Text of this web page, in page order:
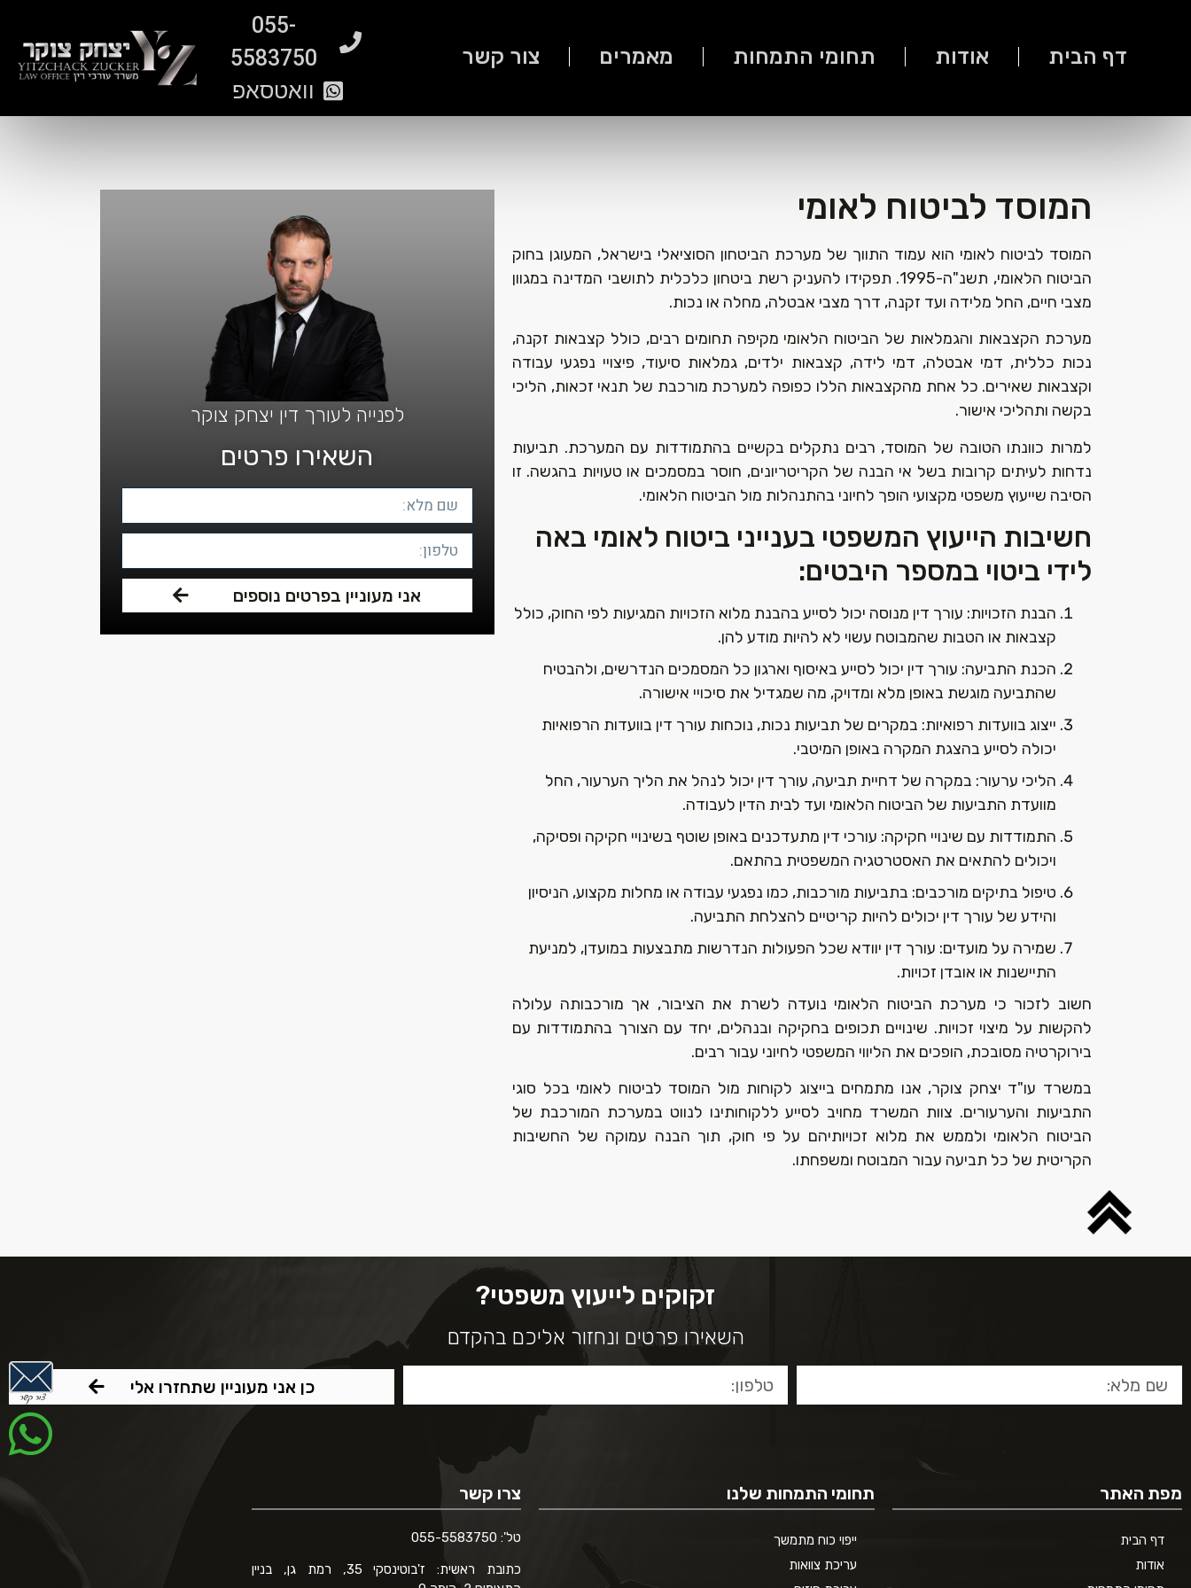
דף הבית אודות תחומי התמחות מאמרים צור קשר
055-
5583750
וואטסאפ
המוסד לביטוח לאומי
המוסד לביטוח לאומי הוא עמוד התווך של מערכת הביטחון הסוציאלי בישראל, המעוגן בחוק
הביטוח הלאומי, תשנ"ה-1995. תפקידו להעניק רשת ביטחון כלכלית לתושבי המדינה במגוון
מצבי חיים, החל מלידה ועד זקנה, דרך מצבי אבטלה, מחלה או נכות.
מערכת הקצבאות והגמלאות של הביטוח הלאומי מקיפה תחומים רבים, כולל קצבאות זקנה,
נכות כללית, דמי אבטלה, דמי לידה, קצבאות ילדים, גמלאות סיעוד, פיצויי נפגעי עבודה
וקצבאות שאירים. כל אחת מהקצבאות הללו כפופה למערכת מורכבת של תנאי זכאות, הליכי
בקשה ותהליכי אישור.
למרות כוונתו הטובה של המוסד, רבים נתקלים בקשיים בהתמודדות עם המערכת. תביעות
נדחות לעיתים קרובות בשל אי הבנה של הקריטריונים, חוסר במסמכים או טעויות בהגשה. זו
הסיבה שייעוץ משפטי מקצועי הופך לחיוני בהתנהלות מול הביטוח הלאומי.
חשיבות הייעוץ המשפטי בענייני ביטוח לאומי באה
לידי ביטוי במספר היבטים:
הבנת הזכויות: עורך דין מנוסה יכול לסייע בהבנת מלוא הזכויות המגיעות לפי החוק, כולל
קצבאות או הטבות שהמבוטח עשוי לא להיות מודע להן.
הכנת התביעה: עורך דין יכול לסייע באיסוף וארגון כל המסמכים הנדרשים, ולהבטיח
שהתביעה מוגשת באופן מלא ומדויק, מה שמגדיל את סיכויי אישורה.
ייצוג בוועדות רפואיות: במקרים של תביעות נכות, נוכחות עורך דין בוועדות הרפואיות
יכולה לסייע בהצגת המקרה באופן המיטבי.
הליכי ערעור: במקרה של דחיית תביעה, עורך דין יכול לנהל את הליך הערעור, החל
מוועדת התביעות של הביטוח הלאומי ועד לבית הדין לעבודה.
התמודדות עם שינויי חקיקה: עורכי דין מתעדכנים באופן שוטף בשינויי חקיקה ופסיקה,
ויכולים להתאים את האסטרטגיה המשפטית בהתאם.
טיפול בתיקים מורכבים: בתביעות מורכבות, כמו נפגעי עבודה או מחלות מקצוע, הניסיון
והידע של עורך דין יכולים להיות קריטיים להצלחת התביעה.
שמירה על מועדים: עורך דין יוודא שכל הפעולות הנדרשות מתבצעות במועדן, למניעת
התיישנות או אובדן זכויות.
חשוב לזכור כי מערכת הביטוח הלאומי נועדה לשרת את הציבור, אך מורכבותה עלולה
להקשות על מיצוי זכויות. שינויים תכופים בחקיקה ובנהלים, יחד עם הצורך בהתמודדות עם
בירוקרטיה מסובכת, הופכים את הליווי המשפטי לחיוני עבור רבים.
במשרד עו"ד יצחק צוקר, אנו מתמחים בייצוג לקוחות מול המוסד לביטוח לאומי בכל סוגי
התביעות והערעורים. צוות המשרד מחויב לסייע ללקוחותינו לנווט במערכת המורכבת של
הביטוח הלאומי ולממש את מלוא זכויותיהם על פי חוק, תוך הבנה עמוקה של החשיבות
הקריטית של כל תביעה עבור המבוטח ומשפחתו.
לפנייה לעורך דין יצחק צוקר
השאירו פרטים
אני מעוניין בפרטים נוספים
זקוקים לייעוץ משפטי?
השאירו פרטים ונחזור אליכם בהקדם
כן אני מעוניין שתחזרו אלי
מפת האתר
דף הבית
אודות
תחומי התמחות שלנו
ייפוי כוח מתמשך
עריכת צוואות
צרו קשר
טל': 055-5583750
כתובת ראשית:
ז'בוטינסקי 35, רמת גן, בניין